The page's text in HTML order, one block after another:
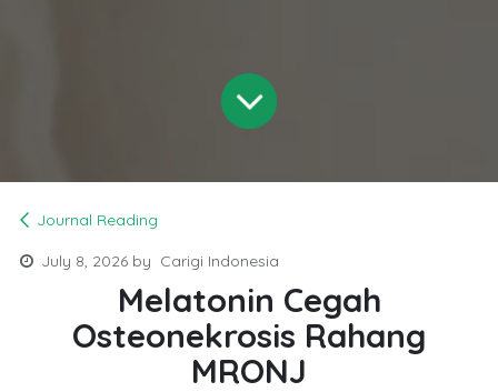
Journal Reading
July 8, 2026 by Carigi Indonesia
Melatonin Cegah
Osteonekrosis Rahang
MRONJ